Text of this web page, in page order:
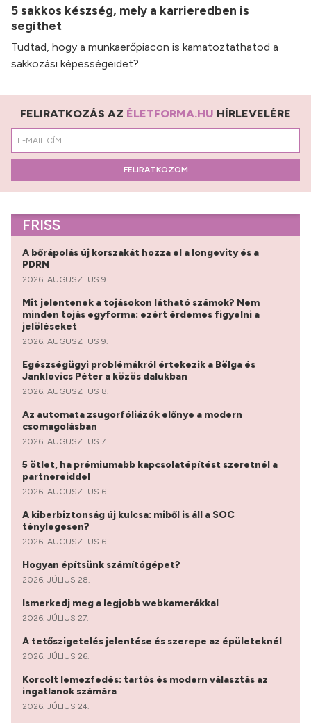
5 sakkos készség, mely a karrieredben is
segíthet
Tudtad, hogy a munkaerőpiacon is kamatoztathatod a
sakkozási képességeidet?
FELIRATKOZÁS AZ ÉLETFORMA.HU HÍRLEVELÉRE
FELIRATKOZOM
FRISS
A bőrápolás új korszakát hozza el a longevity és a
PDRN
2026. AUGUSZTUS 9.
Mit jelentenek a tojásokon látható számok? Nem
minden tojás egyforma: ezért érdemes figyelni a
jelöléseket
2026. AUGUSZTUS 9.
Egészségügyi problémákról értekezik a Bëlga és
Janklovics Péter a közös dalukban
2026. AUGUSZTUS 8.
Az automata zsugorfóliázók előnye a modern
csomagolásban
2026. AUGUSZTUS 7.
5 ötlet, ha prémiumabb kapcsolatépítést szeretnél a
partnereiddel
2026. AUGUSZTUS 6.
A kiberbiztonság új kulcsa: miből is áll a SOC
ténylegesen?
2026. AUGUSZTUS 6.
Hogyan építsünk számítógépet?
2026. JÚLIUS 28.
Ismerkedj meg a legjobb webkamerákkal
2026. JÚLIUS 27.
A tetőszigetelés jelentése és szerepe az épületeknél
2026. JÚLIUS 26.
Korcolt lemezfedés: tartós és modern választás az
ingatlanok számára
2026. JÚLIUS 24.